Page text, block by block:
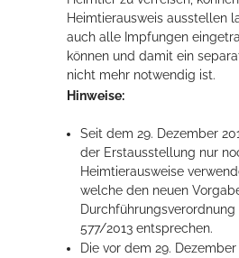
Erleben in Hockenheim
Spaß unter prickelnden Wasserfällen,
Wellenbecken oder doch lieber die
Sprudelliege im Solebecken?
Heimtierausweis ausstellen
auch alle Impfungen
können und damit ein
nicht mehr notwendig ist.
Hinweise:
Seit dem 29. Dezember
der Erstausstellung nur
Heimtierausweise
welche den neuen
Durchführungsverordnung
577/2013 entsprechen.
Die vor dem 29. Dezember